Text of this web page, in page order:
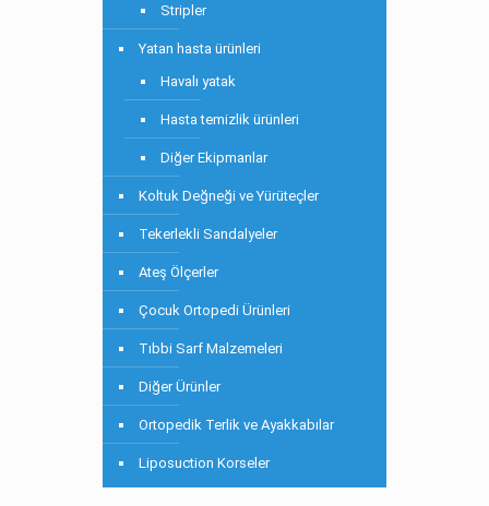
Stripler
Yatan hasta ürünleri
Havalı yatak
Hasta temizlik ürünleri
Diğer Ekipmanlar
Koltuk Değneği ve Yürüteçler
Tekerlekli Sandalyeler
Ateş Ölçerler
Çocuk Ortopedi Ürünleri
Tıbbi Sarf Malzemeleri
Diğer Ürünler
Ortopedik Terlik ve Ayakkabılar
Liposuction Korseler